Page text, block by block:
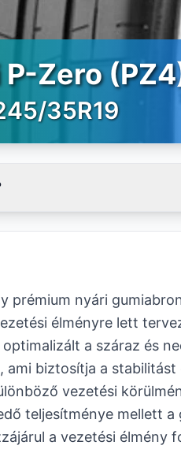
Zero
35R19
prémium nyári
élményre lett
a száraz és
ami biztosítja a stabilitást
vezetési
teljesítménye mellett a
a vezetési élmény